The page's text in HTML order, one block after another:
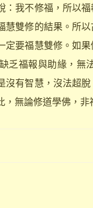
：我不修福，所以
慧雙修的結果。所
定要福慧雙修。如
乏福報與助緣，無
沒有智慧，沒法超
無論修道學佛，